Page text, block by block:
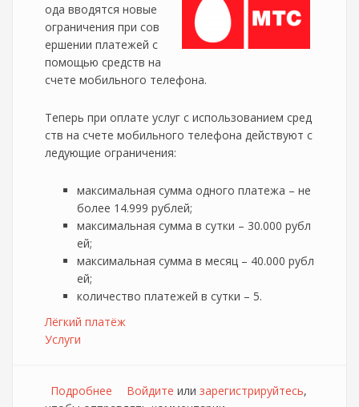
ода вводятся новые
ограничения при сов
ершении платежей с
помощью средств на
счете мобильного телефона.
Теперь при оплате услуг с использованием сред
ств на счете мобильного телефона действуют с
ледующие ограничения:
максимальная сумма одного платежа – не
более 14.999 рублей;
максимальная сумма в сутки – 30.000 рубл
ей;
максимальная сумма в месяц – 40.000 рубл
ей;
количество платежей в сутки – 5.
Лёгкий платёж
Услуги
Подробнее о Изменения в предоставлении услуги
Войдите или зарегистрируйтесь,